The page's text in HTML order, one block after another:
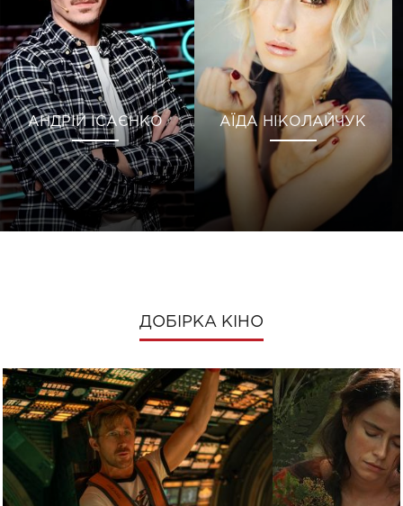
АНДРІЙ ІСАЄНКО АЇДА НІКОЛАЙЧУК
ДОБІРКА КІНО